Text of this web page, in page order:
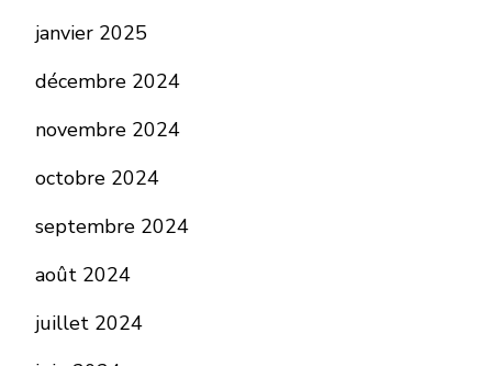
janvier 2025
décembre 2024
novembre 2024
octobre 2024
septembre 2024
août 2024
juillet 2024